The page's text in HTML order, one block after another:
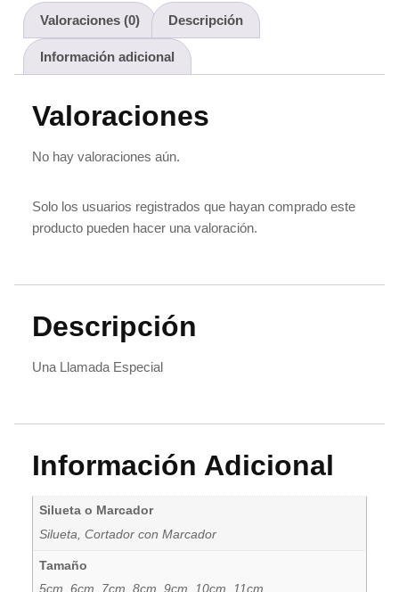
Valoraciones (0) Descripción
Información adicional
Valoraciones
No hay valoraciones aún.
Solo los usuarios registrados que hayan comprado este
producto pueden hacer una valoración.
Descripción
Una Llamada Especial
Información Adicional
Silueta o Marcador
Silueta, Cortador con Marcador
Tamaño
5cm, 6cm, 7cm, 8cm, 9cm, 10cm, 11cm